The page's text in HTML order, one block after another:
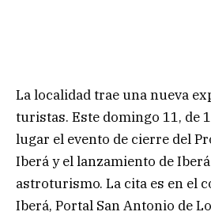
La localidad trae una nueva
turistas. Este domingo 11, de
lugar el evento de cierre del
Iberá y el lanzamiento de
astroturismo. La cita es en el
Iberá, Portal San Antonio de